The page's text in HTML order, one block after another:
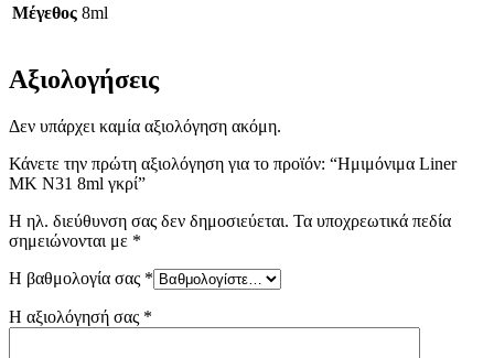
Μέγεθος 8ml
Αξιολογήσεις
Δεν υπάρχει καμία αξιολόγηση ακόμη.
Κάνετε την πρώτη αξιολόγηση για το προϊόν: “Ημιμόνιμα Liner
ΜΚ Ν31 8ml γκρί”
Η ηλ. διεύθυνση σας δεν δημοσιεύεται. Τα υποχρεωτικά πεδία
σημειώνονται με *
Η βαθμολογία σας *
Η αξιολόγησή σας *